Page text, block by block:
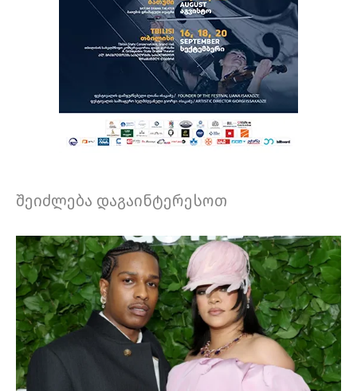
შეიძლება დაგაინტერესოთ